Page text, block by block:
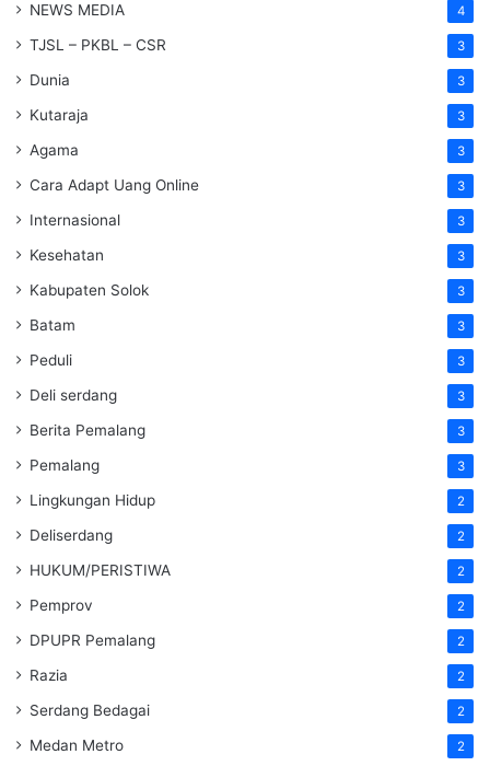
NEWS MEDIA 4
TJSL – PKBL – CSR 3
Dunia 3
Kutaraja 3
Agama 3
Cara Adapt Uang Online 3
Internasional 3
Kesehatan 3
Kabupaten Solok 3
Batam 3
Peduli 3
Deli serdang 3
Berita Pemalang 3
Pemalang 3
Lingkungan Hidup 2
Deliserdang 2
HUKUM/PERISTIWA 2
Pemprov 2
DPUPR Pemalang 2
Razia 2
Serdang Bedagai 2
Medan Metro 2